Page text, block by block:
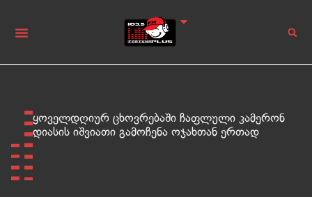
ყოველდღიურ ცხოვრებაში ჩაფლული კამერონ
დიასის იშვიათი გამოჩენა ოჯახთან ერთად